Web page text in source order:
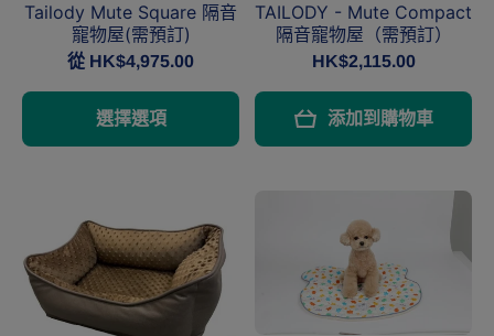
Tailody Mute Square 隔音
寵物屋(需預訂)
從 HK$4,975.00
選擇選項
TAILODY - Mute Compact
隔音寵物屋（需預訂）
HK$2,115.00
添加到購物車